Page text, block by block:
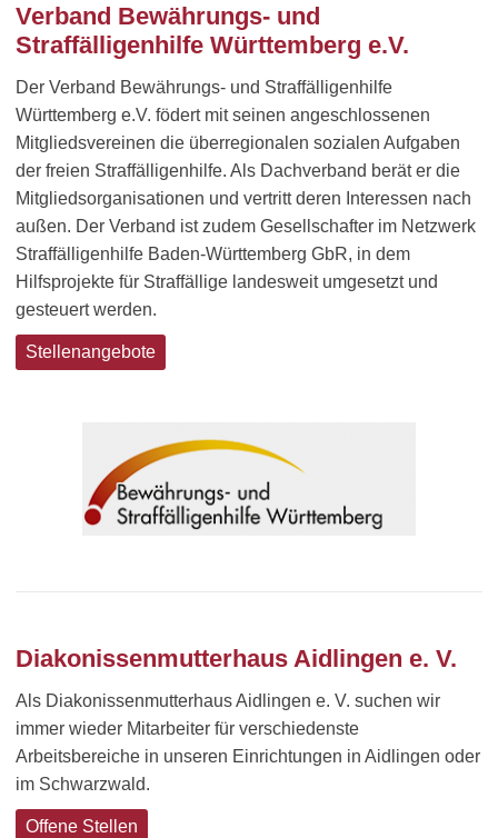
Verband Bewährungs- und
Straffälligenhilfe Württemberg e.V.
Der Verband Bewährungs- und Straffälligenhilfe
Württemberg e.V. födert mit seinen angeschlossenen
Mitgliedsvereinen die überregionalen sozialen Aufgaben
der freien Straffälligenhilfe. Als Dachverband berät er die
Mitgliedsorganisationen und vertritt deren Interessen nach
außen. Der Verband ist zudem Gesellschafter im Netzwerk
Straffälligenhilfe Baden-Württemberg GbR, in dem
Hilfsprojekte für Straffällige landesweit umgesetzt und
gesteuert werden.
Stellenangebote
Diakonissenmutterhaus Aidlingen e. V.
Als Diakonissenmutterhaus Aidlingen e. V. suchen wir
immer wieder Mitarbeiter für verschiedenste
Arbeitsbereiche in unseren Einrichtungen in Aidlingen oder
im Schwarzwald.
Offene Stellen